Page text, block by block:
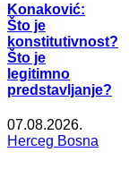
Konaković:
Što je
konstitutivnost?
Što je
legitimno
predstavljanje?
07.08.2026.
Herceg Bosna